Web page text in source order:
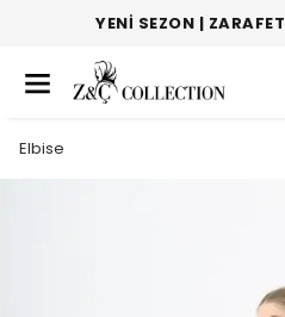
YENI SEZON |
Elbise